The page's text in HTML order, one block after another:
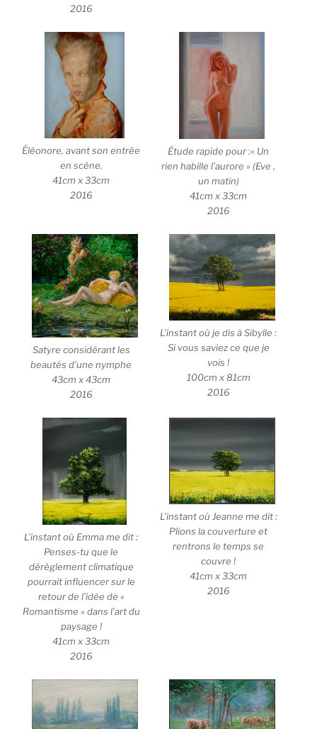
2016
Éléonore, avant son entrée
en scène.
41cm x 33cm
2016
Étude rapide pour :« Un
rien habille l’aurore » (Eve ,
un matin)
41cm x 33cm
2016
Satyre considérant les
beautés d’une nymphe
43cm x 43cm
2016
L’instant où je dis à Sibylle :
Si vous saviez ce que je
vois !
100cm x 81cm
2016
L’instant où Emma me dit :
Penses-tu que le
dérèglement climatique
pourrait influencer sur le
retour de l’idée de «
Romantisme » dans l’art du
paysage !
41cm x 33cm
2016
L’instant où Jeanne me dit :
Plions la couverture et
rentrons le temps se
couvre !
41cm x 33cm
2016